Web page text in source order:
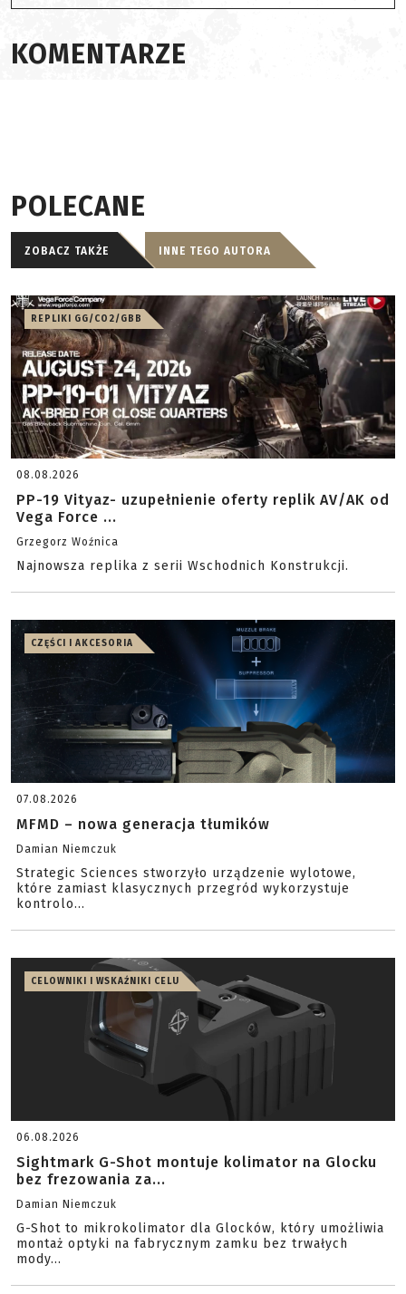
KOMENTARZE
POLECANE
ZOBACZ TAKŻE INNE TEGO AUTORA
REPLIKI GG/CO2/GBB
08.08.2026
PP-19 Vityaz- uzupełnienie oferty replik AV/AK od
Vega Force ...
Grzegorz Woźnica
Najnowsza replika z serii Wschodnich Konstrukcji.
CZĘŚCI I AKCESORIA
07.08.2026
MFMD – nowa generacja tłumików
Damian Niemczuk
Strategic Sciences stworzyło urządzenie wylotowe,
które zamiast klasycznych przegród wykorzystuje
kontrolo...
CELOWNIKI I WSKAŹNIKI CELU
06.08.2026
Sightmark G-Shot montuje kolimator na Glocku
bez frezowania za...
Damian Niemczuk
G-Shot to mikrokolimator dla Glocków, który umożliwia
montaż optyki na fabrycznym zamku bez trwałych
mody...